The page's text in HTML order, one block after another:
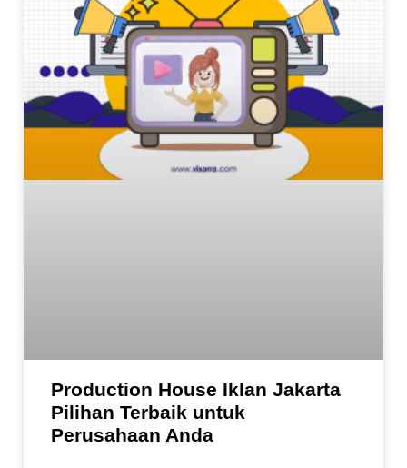
Production House Iklan Jakarta
Pilihan Terbaik untuk
Perusahaan Anda